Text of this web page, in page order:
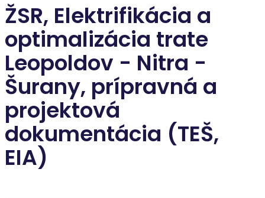
ŽSR, Elektrifikácia a
optimalizácia trate
Leopoldov - Nitra -
Šurany, prípravná a
projektová
dokumentácia (TEŠ,
EIA)